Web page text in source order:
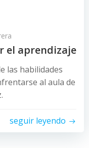
el aprendizaje
las habilidades
al aula de
seguir leyendo